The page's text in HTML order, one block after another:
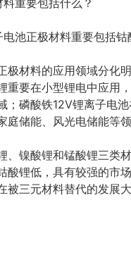
池正极材料重要包括钴
极材料的应用领域分化
重要在小型锂电中应用
；磷酸铁12V锂离子电
储能、风光电储能等领
、镍酸锂和锰酸锂三类
酸锂低，具有较强的市
被三元材料替代的发展大